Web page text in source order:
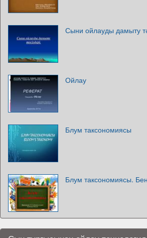
Сыни ойлауды дамыту
Ойлау
Блум таксономиясы
Блум таксономиясы.